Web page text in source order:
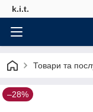
k.i.t.
Товари та
–28%